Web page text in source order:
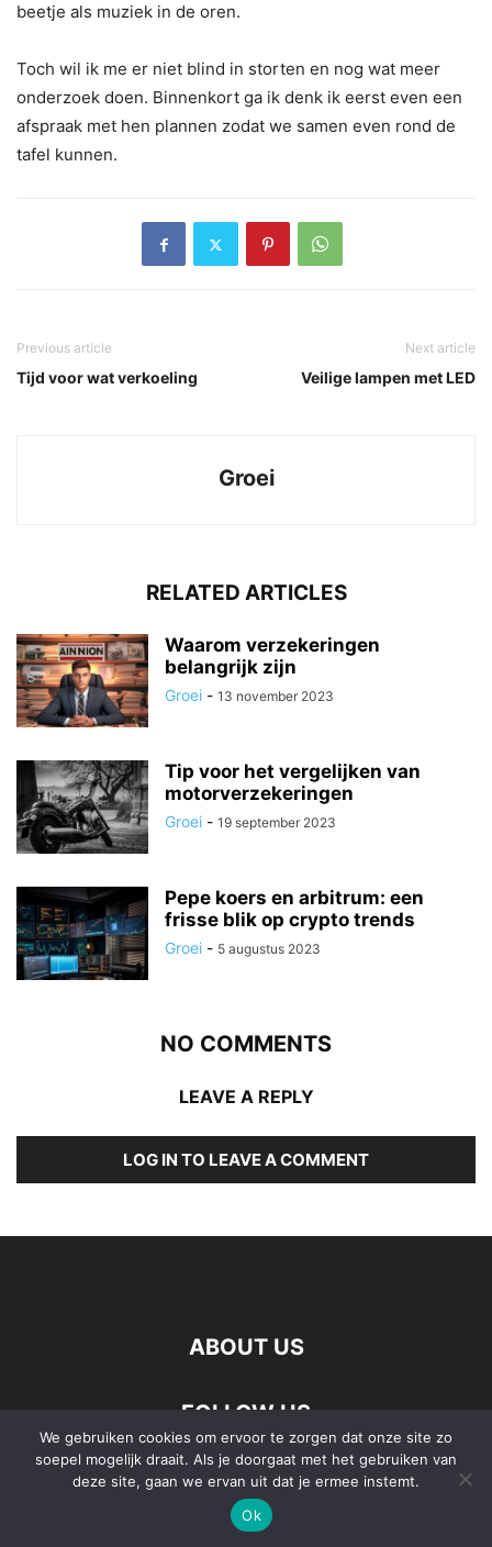
beetje als muziek in de oren.
Toch wil ik me er niet blind in storten en nog wat meer
onderzoek doen. Binnenkort ga ik denk ik eerst even een
afspraak met hen plannen zodat we samen even rond de
tafel kunnen.
Previous article
Tijd voor wat verkoeling
Next article
Veilige lampen met LED
Groei
RELATED ARTICLES
Waarom verzekeringen
belangrijk zijn
Groei - 13 november 2023
Tip voor het vergelijken van
motorverzekeringen
Groei - 19 september 2023
Pepe koers en arbitrum: een
frisse blik op crypto trends
Groei - 5 augustus 2023
NO COMMENTS
LEAVE A REPLY
LOG IN TO LEAVE A COMMENT
ABOUT US
FOLLOW US
©
We gebruiken cookies om ervoor te zorgen dat onze site zo
soepel mogelijk draait. Als je doorgaat met het gebruiken van
deze site, gaan we ervan uit dat je ermee instemt.
Ok